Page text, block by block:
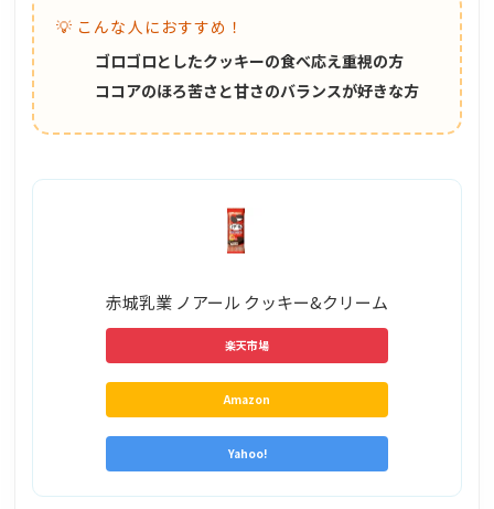
💡 こんな人におすすめ！
ゴロゴロとしたクッキーの食べ応え重視の方
ココアのほろ苦さと甘さのバランスが好きな方
赤城乳業 ノアール クッキー&クリーム
楽天市場
Amazon
Yahoo!